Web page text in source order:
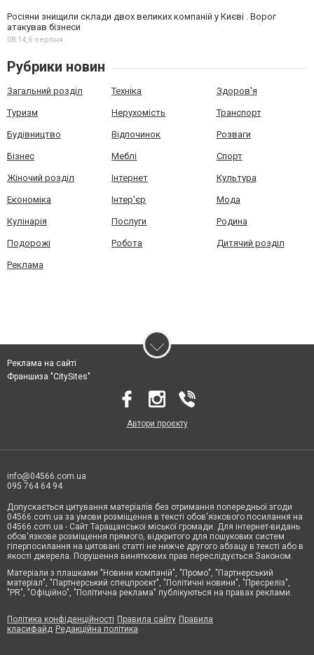
Росіяни знищили склади двох великих компаній у Києві . Ворог
атакував бізнеси
08:14,6 серпня
Рубрики новин
Загальний розділ Техніка Здоров'я
Туризм Нерухомість Транспорт
Будівництво Відпочинок Розваги
Бізнес Меблі Спорт
Жіночий розділ Інтернет Культура
Економіка Інтер'єр Мода
Кулінарія Послуги Родина
Подорожі Робота Дитячий розділ
Реклама
Реклама на сайті
Франшиза "CitySites"
Автори проєкту
info@04566.com.ua
095 764 64 94
Допускається цитування матеріалів без отримання попередньої згоди
04566.com.ua за умови розміщення в тексті обов'язкового посилання на
04566.com.ua - Cайт Таращанської міської громади. Для інтернет-видань
обов'язкове розміщення прямого, відкритого для пошукових систем
гіперпосилання на цитовані статті не нижче другого абзацу в тексті або в
якості джерела. Порушення виняткових прав переслідується Законом.
Матеріали з плашками "Новини компаній", "Промо", "Партнерський
матеріал", "Партнерський спецпроєкт", "Політичні новини", "Пресреліз",
"PR", "Офіційно", "Політична реклама" публікуються на правах реклами.
Політика конфіденційності Правила сайту Правила
класифайд Редакційна політика